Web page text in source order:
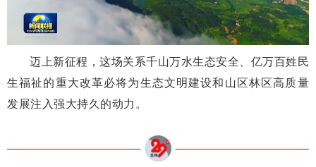
迈上新征程，这场关系千山万水生态安全、亿万百姓民
生福祉的重大改革必将为生态文明建设和山区林区高质量
发展注入强大持久的动力。